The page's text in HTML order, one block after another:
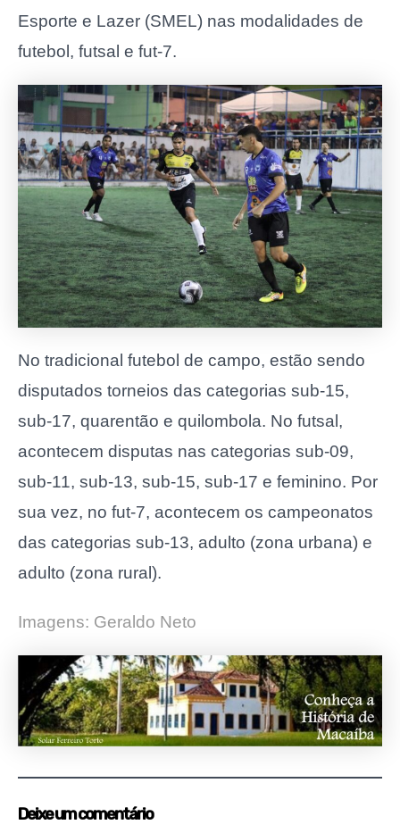
Esporte e Lazer (SMEL) nas modalidades de
futebol, futsal e fut-7.
No tradicional futebol de campo, estão sendo
disputados torneios das categorias sub-15,
sub-17, quarentão e quilombola. No futsal,
acontecem disputas nas categorias sub-09,
sub-11, sub-13, sub-15, sub-17 e feminino. Por
sua vez, no fut-7, acontecem os campeonatos
das categorias sub-13, adulto (zona urbana) e
adulto (zona rural).
Imagens: Geraldo Neto
Deixe um comentário